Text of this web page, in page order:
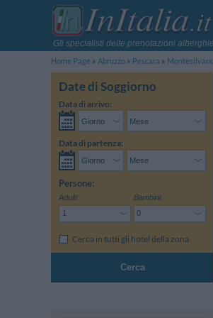
Gli specialisti delle prenotazioni
Home Page
Abruzzo Pescara
Date di Soggiorno
Data di arrivo:
Data di partenza:
Persone:
Adulti: Bambini:
Cerca in tutti gli hotel della zona
Cerca